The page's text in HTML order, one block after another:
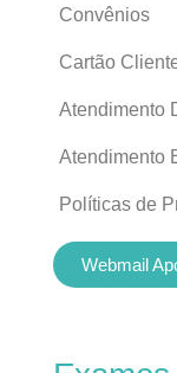
Convênios
Cartão
Atendimento
Atendimento
Políticas de
Webmail